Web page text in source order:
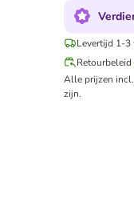
Levertijd 1-3
Retourbeleid
Alle prijzen
zijn.